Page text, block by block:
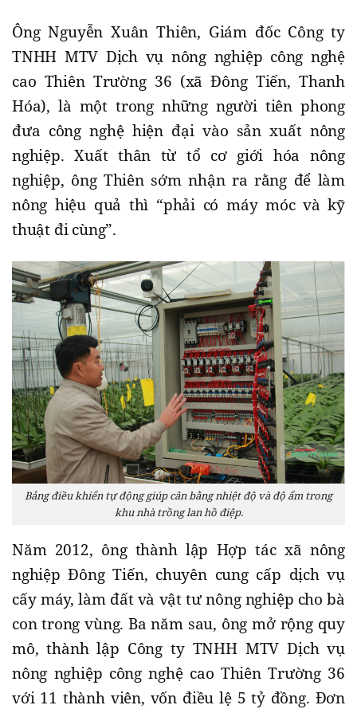
Ông Nguyễn Xuân Thiên, Giám đốc Công ty
TNHH MTV Dịch vụ nông nghiệp công nghệ
cao Thiên Trường 36 (xã Đông Tiến, Thanh
Hóa), là một trong những người tiên phong
đưa công nghệ hiện đại vào sản xuất nông
nghiệp. Xuất thân từ tổ cơ giới hóa nông
nghiệp, ông Thiên sớm nhận ra rằng để làm
nông hiệu quả thì “phải có máy móc và kỹ
thuật đi cùng”.
Bảng điều khiển tự động giúp cân bằng nhiệt độ và độ ẩm trong
khu nhà trồng lan hồ điệp.
Năm 2012, ông thành lập Hợp tác xã nông
nghiệp Đông Tiến, chuyên cung cấp dịch vụ
cấy máy, làm đất và vật tư nông nghiệp cho bà
con trong vùng. Ba năm sau, ông mở rộng quy
mô, thành lập Công ty TNHH MTV Dịch vụ
nông nghiệp công nghệ cao Thiên Trường 36
với 11 thành viên, vốn điều lệ 5 tỷ đồng. Đơn